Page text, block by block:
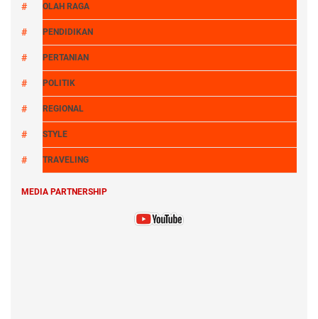
OLAH RAGA
PENDIDIKAN
PERTANIAN
POLITIK
REGIONAL
STYLE
TRAVELING
MEDIA PARTNERSHIP